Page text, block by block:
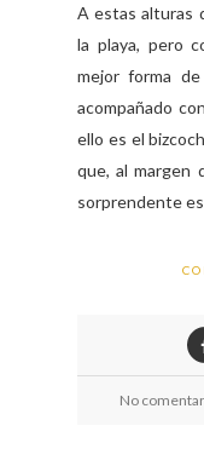
A estas alturas
la playa, pero
mejor forma
acompañado
ello es el
que, al margen
sorprendente
No